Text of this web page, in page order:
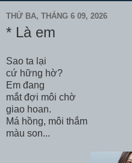
THỨ BA, THÁNG 6 09, 2026
* Là em
Sao ta lại
cứ hững hờ?
Em đang
mắt đợi môi chờ
giao hoan.
Má hồng, môi thắm
màu son...